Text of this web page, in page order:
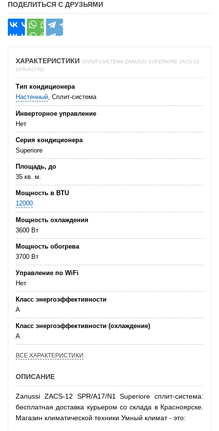
ПОДЕЛИТЬСЯ С ДРУЗЬЯМИ
ХАРАКТЕРИСТИКИ СПЛИТ-СИСТЕМА ZANUSSI SUPERIORE ZACS-12
SPR/A17/N1
Тип кондиционера
Настенный, Сплит-система
Инверторное управление
Нет
Серия кондиционера
Superiore
Площадь, до
35 кв. м.
Мощность в BTU
12000
Мощность охлаждения
3600 Вт
Мощность обогрева
3700 Вт
Управление по WiFi
Нет
Класс энергоэффективности
А
Класс энергоэффективности (охлаждение)
А
ВСЕ ХАРАКТЕРИСТИКИ
ОПИСАНИЕ
Zanussi ZACS-12 SPR/A17/N1 Superiore сплит-система:
бесплатная доставка курьером со склада в Красноярске.
Магазин климатической техники Умный климат - это: